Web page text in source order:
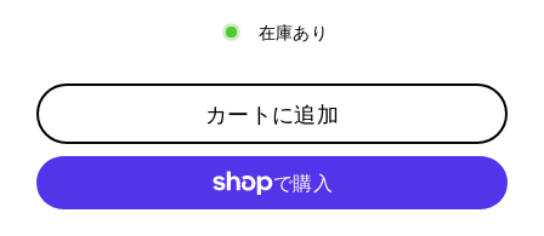
在庫あり
カートに追加